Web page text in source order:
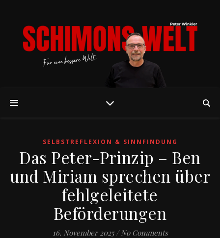
SELBSTREFLEXION & SINNFINDUNG
Das Peter-Prinzip – Ben
und Miriam sprechen über
fehlgeleitete
Beförderungen
16. November 2025 / No Comments